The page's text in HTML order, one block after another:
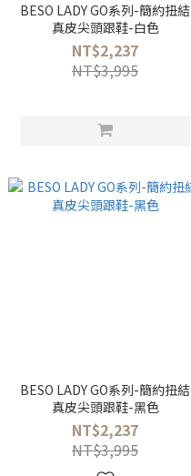
BESO LADY GO系列-簡約扭結
真皮尖頭跟鞋-白色
NT$2,237
NT$3,995
BESO LADY GO系列-簡約扭結
真皮尖頭跟鞋-黑色
NT$2,237
NT$3,995